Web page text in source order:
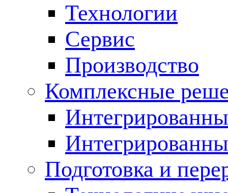
Технологии
Сервис
Производство
Комплексные
Подготовка и